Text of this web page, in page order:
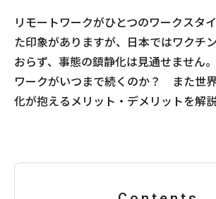
リモートワークがひとつのワークスタ
た印象がありますが、日本ではワクチ
おらず、事態の鎮静化は見通せません
ワークがいつまで続くのか？ また世
化が抱えるメリット・デメリットを解説